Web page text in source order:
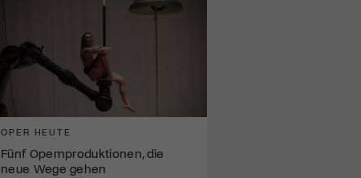
OPER HEUTE
Fünf Opernproduktionen, die
neue Wege gehen